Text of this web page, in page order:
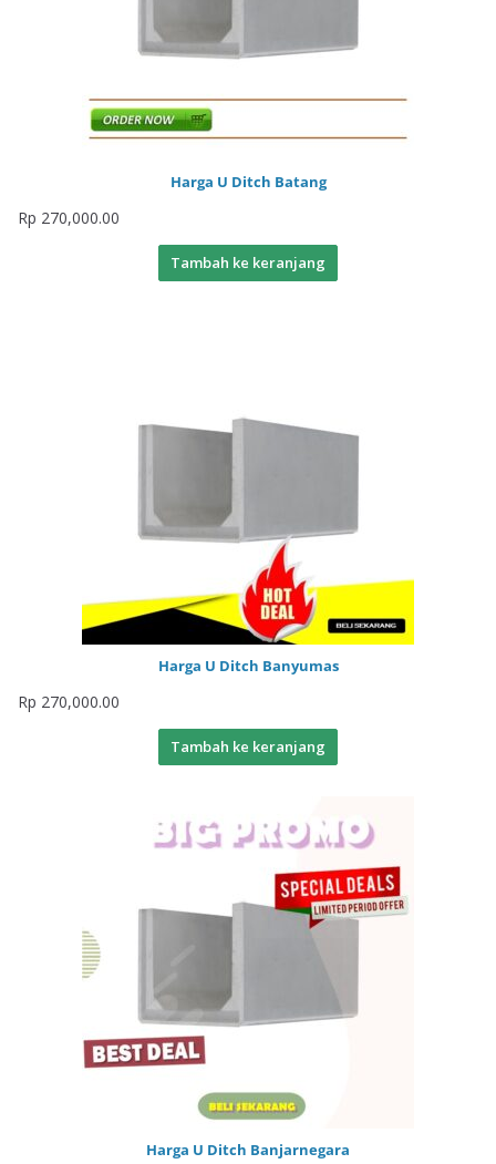
Harga U Ditch Batang
Rp 270,000.00
Tambah ke keranjang
Harga U Ditch Banyumas
Rp 270,000.00
Tambah ke keranjang
Harga U Ditch Banjarnegara